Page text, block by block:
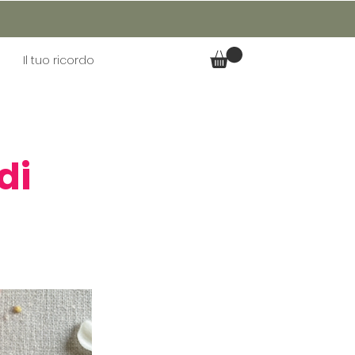
Il tuo ricordo